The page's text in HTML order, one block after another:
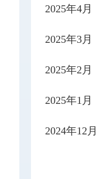
2025年4月
2025年3月
2025年2月
2025年1月
2024年12月